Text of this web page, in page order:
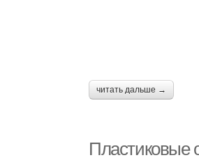
читать дальше →
Пластиковые